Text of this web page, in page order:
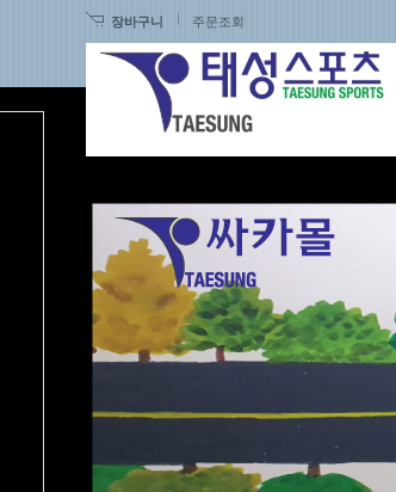
장바구니 주문조회